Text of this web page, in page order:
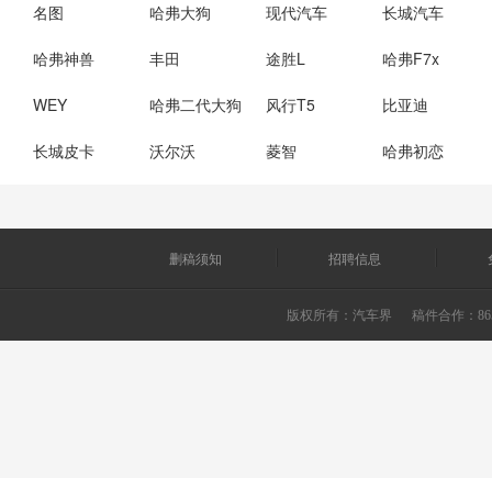
名图 哈弗大狗 现代汽车 长城汽车
哈弗神兽 丰田 途胜L 哈弗F7x
WEY 哈弗二代大狗 风行T5 比亚迪
长城皮卡 沃尔沃 菱智 哈弗初恋
删稿须知 招聘信息
版权所有： 汽车界 稿件合作：